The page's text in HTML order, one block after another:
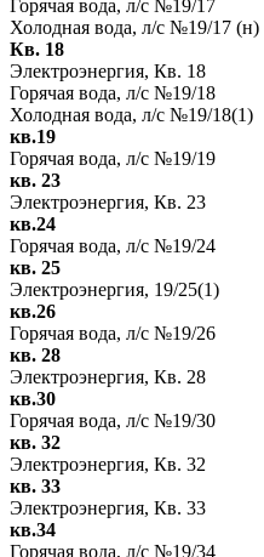
Горячая вода, л/с №19/17
Холодная вода, л/с №19/17 (н)
Кв. 18
Электроэнергия, Кв. 18
Горячая вода, л/с №19/18
Холодная вода, л/с №19/18(1)
кв.19
Горячая вода, л/с №19/19
кв. 23
Электроэнергия, Кв. 23
кв.24
Горячая вода, л/с №19/24
кв. 25
Электроэнергия, 19/25(1)
кв.26
Горячая вода, л/с №19/26
кв. 28
Электроэнергия, Кв. 28
кв.30
Горячая вода, л/с №19/30
кв. 32
Электроэнергия, Кв. 32
кв. 33
Электроэнергия, Кв. 33
кв.34
Горячая вода, л/с №19/34